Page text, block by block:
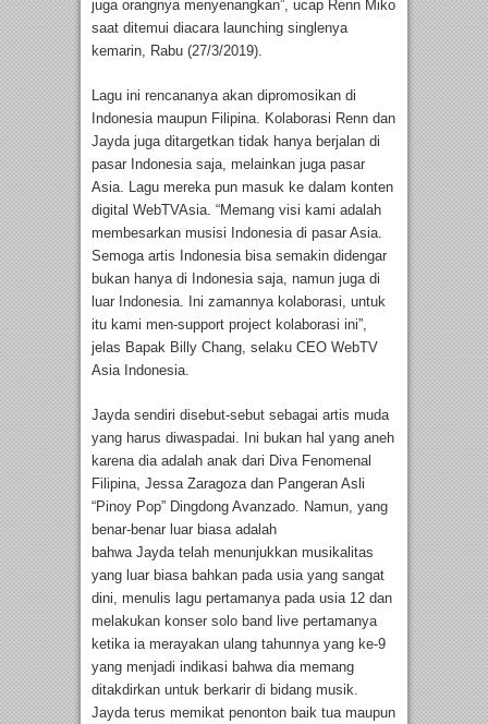
juga orangnya menyenangkan”, ucap Renn Miko
saat ditemui diacara launching singlenya
kemarin, Rabu (27/3/2019).
Lagu ini rencananya akan dipromosikan di
Indonesia maupun Filipina. Kolaborasi Renn dan
Jayda juga ditargetkan tidak hanya berjalan di
pasar Indonesia saja, melainkan juga pasar
Asia. Lagu mereka pun masuk ke dalam konten
digital WebTVAsia. “Memang visi kami adalah
membesarkan musisi Indonesia di pasar Asia.
Semoga artis Indonesia bisa semakin didengar
bukan hanya di Indonesia saja, namun juga di
luar Indonesia. Ini zamannya kolaborasi, untuk
itu kami men-support project kolaborasi ini”,
jelas Bapak Billy Chang, selaku CEO WebTV
Asia Indonesia.
Jayda sendiri disebut-sebut sebagai artis muda
yang harus diwaspadai. Ini bukan hal yang aneh
karena dia adalah anak dari Diva Fenomenal
Filipina, Jessa Zaragoza dan Pangeran Asli
“Pinoy Pop” Dingdong Avanzado. Namun, yang
benar-benar luar biasa adalah
bahwa Jayda telah menunjukkan musikalitas
yang luar biasa bahkan pada usia yang sangat
dini, menulis lagu pertamanya pada usia 12 dan
melakukan konser solo band live pertamanya
ketika ia merayakan ulang tahunnya yang ke-9
yang menjadi indikasi bahwa dia memang
ditakdirkan untuk berkarir di bidang musik.
Jayda terus memikat penonton baik tua maupun